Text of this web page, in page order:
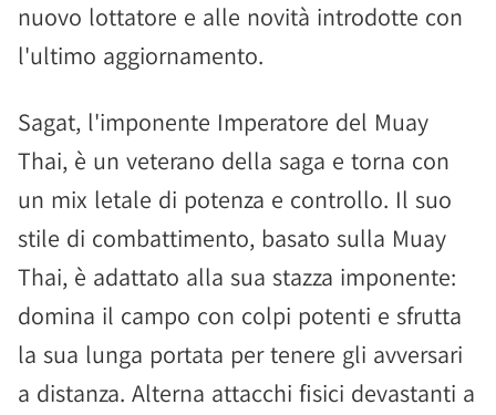
nuovo lottatore e alle novità introdotte con
l'ultimo aggiornamento.
Sagat, l'imponente Imperatore del Muay
Thai, è un veterano della saga e torna con
un mix letale di potenza e controllo. Il suo
stile di combattimento, basato sulla Muay
Thai, è adattato alla sua stazza imponente:
domina il campo con colpi potenti e sfrutta
la sua lunga portata per tenere gli avversari
a distanza. Alterna attacchi fisici devastanti a